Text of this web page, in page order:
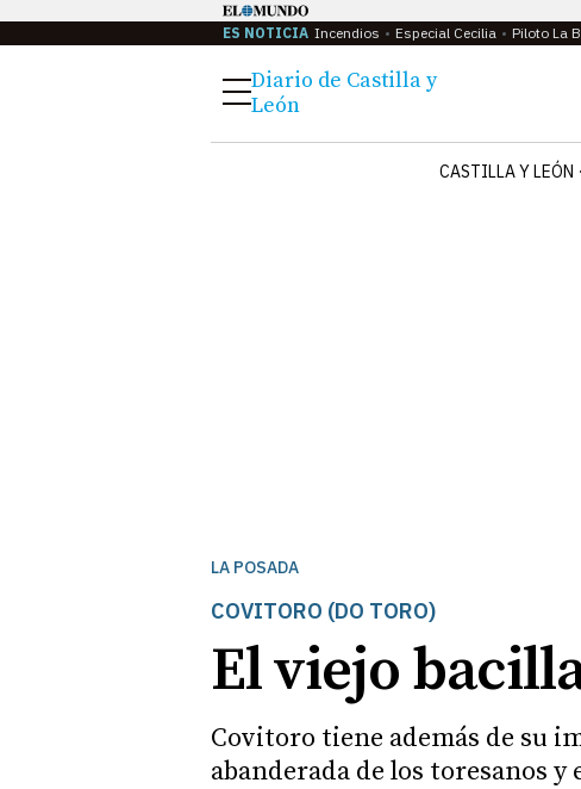
ES NOTICIA Incendios Especial Cecilia Piloto La
Menú
Diario de Castilla y
León
CASTILLA Y LEÓN
LA POSADA
COVITORO (DO TORO)
El viejo
Covitoro tiene además de su
abanderada de los toresanos